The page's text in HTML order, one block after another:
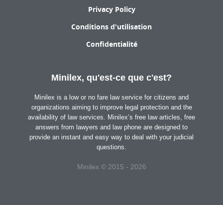
Privacy Policy
Conditions d'utilisation
Confidentialité
Minilex, qu'est-ce que c'est?
Minilex is a low or no fare law service for citizens and
organizations aiming to improve legal protection and the
availability of law services. Minilex’s free law articles, free
answers from lawyers and law phone are designed to
provide an instant and easy way to deal with your judicial
questions.
Minilex © 2015 - 2026